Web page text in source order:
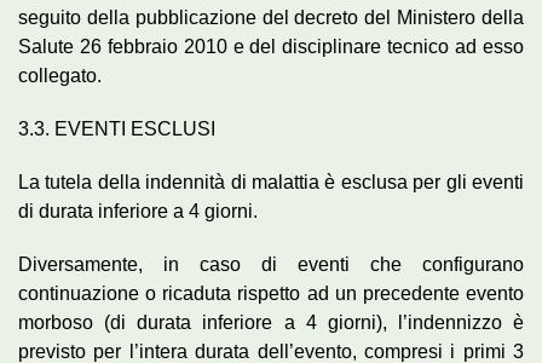
seguito della pubblicazione del decreto del Ministero della
Salute 26 febbraio 2010 e del disciplinare tecnico ad esso
collegato.
3.3. EVENTI ESCLUSI
La tutela della indennità di malattia è esclusa per gli eventi
di durata inferiore a 4 giorni.
Diversamente, in caso di eventi che configurano
continuazione o ricaduta rispetto ad un precedente evento
morboso (di durata inferiore a 4 giorni), l’indennizzo è
previsto per l’intera durata dell’evento, compresi i primi 3